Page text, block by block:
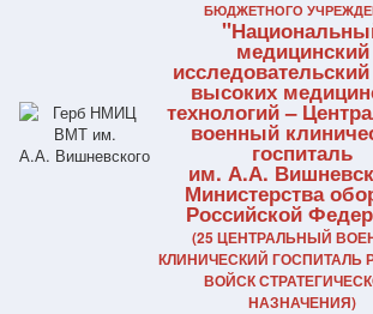
БЮДЖЕТНОГО
медицинский
высоких
технологий –
военный
госпиталь
им. А.А.
Министерства
Российской
(25 ЦЕНТРАЛЬНЫЙ
КЛИНИЧЕСКИЙ ГОСПИТАЛЬ
ВОЙСК
НАЗНАЧЕНИЯ)